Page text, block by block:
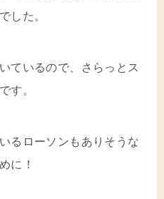
した。
ているので、さらっとス
す。
るローソンもありそうな
に！